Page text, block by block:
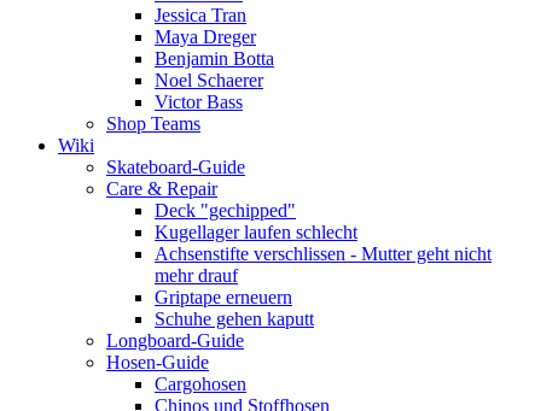
Jessica Tran
Maya Dreger
Benjamin Botta
Noel Schaerer
Victor Bass
Shop Teams
Wiki
Skateboard-Guide
Care & Repair
Deck "gechipped"
Kugellager laufen schlecht
Achsenstifte verschlissen - Mutter geht nicht
mehr drauf
Griptape erneuern
Schuhe gehen kaputt
Longboard-Guide
Hosen-Guide
Cargohosen
Chinos und Stoffhosen